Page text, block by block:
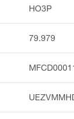
HO3P
79.979